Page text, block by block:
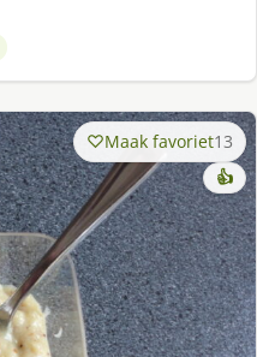
Maak favoriet13
👍